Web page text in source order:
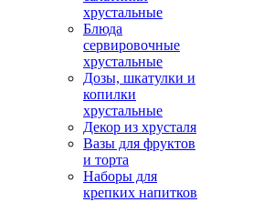
хрустальные
Блюда
сервировочные
хрустальные
Дозы, шкатулки и
копилки
хрустальные
Декор из хрусталя
Вазы для фруктов
и торта
Наборы для
крепких напитков